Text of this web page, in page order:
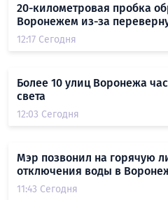
20-километровая пробка
Воронежем из-за
12:17 Сегодня
Более 10 улиц Воронежа
света
12:03 Сегодня
Мэр позвонил на горячую
отключения воды в
11:43 Сегодня